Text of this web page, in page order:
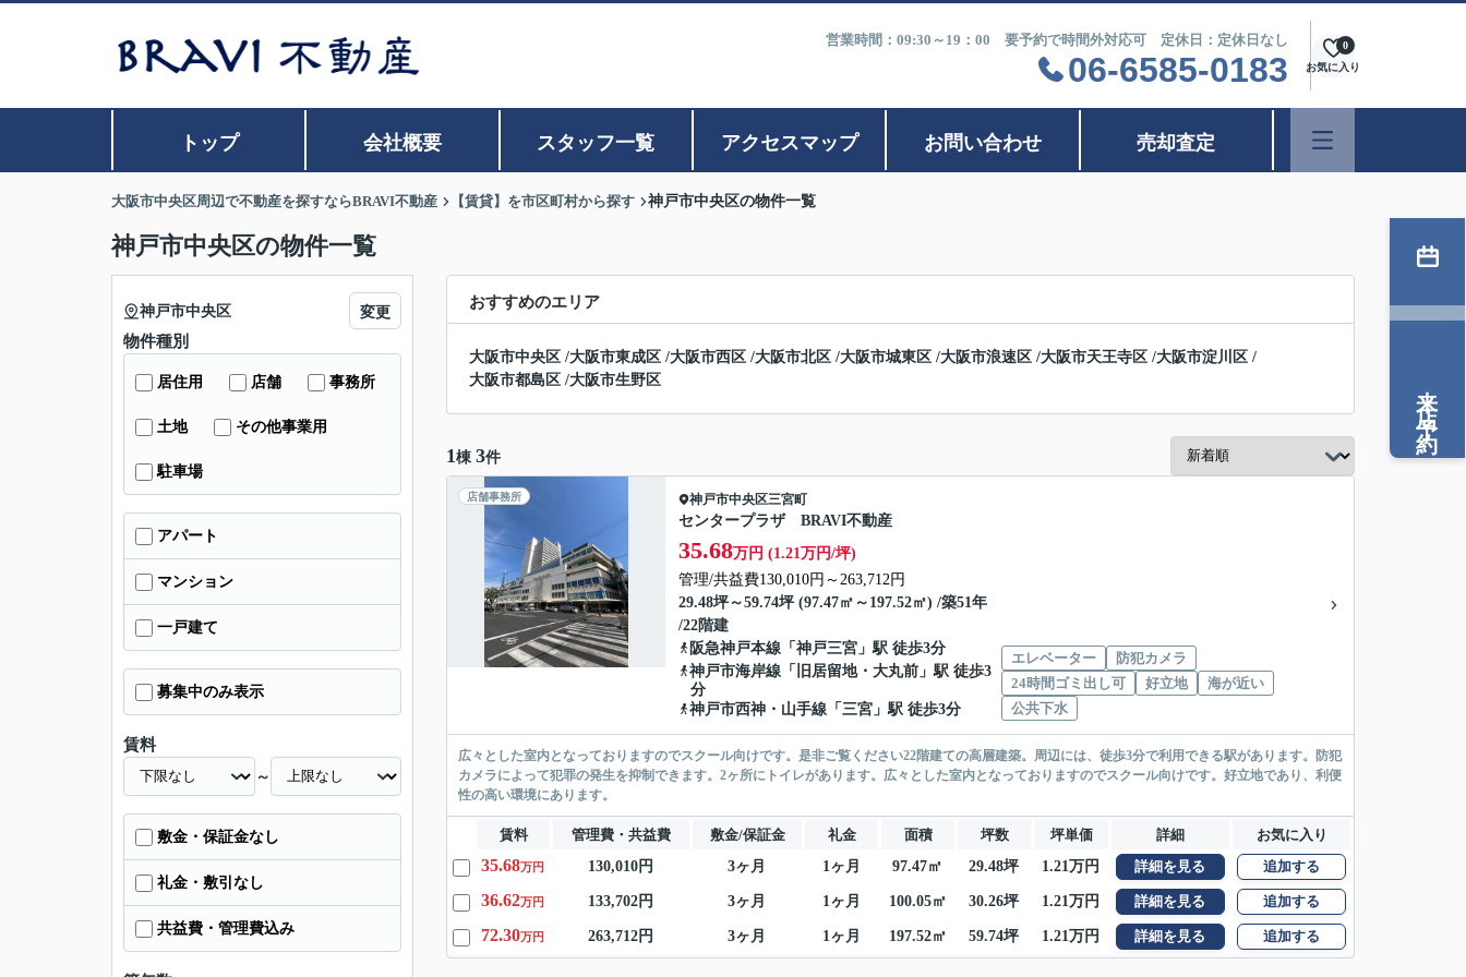
営業時間：09:30～19：00 要予約で時間外対応可 定休日：定休日なし
06-6585-0183 お気に入り
0
トップ 会社概要 スタッフ一覧 アクセスマップ お問い合わせ 売却査定
大阪市中央区周辺で不動産を探すならBRAVI不動産 【賃貸】を市区町村から探す 神戸市中央区の物件一覧
神戸市中央区の物件一覧
おすすめのエリア
大阪市中央区 /大阪市東成区 /大阪市西区 /大阪市北区 /大阪市城東区 /大阪市浪速区 /大阪市天王寺区 /大阪市淀川区 /
大阪市都島区 /大阪市生野区
1 棟 3件
店舗事務所 神戸市中央区三宮町
センタープラザ BRAVI不動産
35.68万円 (1.21万円/坪)
管理/共益費130,010円～263,712円
29.48坪～59.74坪 (97.47㎡～197.52㎡) /築51年
/22階建
阪急神戸本線 「 神戸三宮 」駅 徒歩3分
神戸市海岸線 「 旧居留地・大丸前 」駅 徒歩3
分
神戸市西神・山手線 「 三宮 」駅 徒歩3分
エレベーター
防犯カメラ
24時間ゴミ出し可
好立地
海が近い
公共下水
広々とした室内となっておりますのでスクール向けです。是非ご覧ください22階建ての高層建築。周辺には、徒歩3分で利用できる駅があります。防犯
カメラによって犯罪の発生を抑制できます。2ヶ所にトイレがあります。広々とした室内となっておりますのでスクール向けです。好立地であり、利便
性の高い環境にあります。
賃料 管理費・共益費 敷金/保証金 礼金 面積 坪数 坪単価 詳細 お気に入り
35.68万円 130,010円 3ヶ月 1ヶ月 97.47㎡ 29.48坪 1.21万円 詳細を見る 追加する
36.62万円 133,702円 3ヶ月 1ヶ月 100.05㎡ 30.26坪 1.21万円 詳細を見る 追加する
72.30万円 263,712円 3ヶ月 1ヶ月 197.52㎡ 59.74坪 1.21万円 詳細を見る 追加する
神戸市中央区 変更
物件種別
居住用 店舗 事務所
土地 その他事業用
駐車場
アパート
マンション
一戸建て
募集中のみ表示
賃料
～
敷金・保証金なし
礼金・敷引なし
共益費・管理費込み
来店予約